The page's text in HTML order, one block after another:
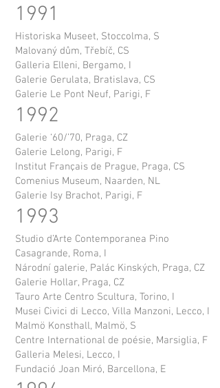
1991
Historiska Museet, Stoccolma, S
Malovaný dům, Třebíč, CS
Galleria Elleni, Bergamo, I
Galerie Gerulata, Bratislava, CS
Galerie Le Pont Neuf, Parigi, F
1992
Galerie ‘60/’70, Praga, CZ
Galerie Lelong, Parigi, F
Institut Français de Prague, Praga, CS
Comenius Museum, Naarden, NL
Galerie Isy Brachot, Parigi, F
1993
Studio d’Arte Contemporanea Pino
Casagrande, Roma, I
Národní galerie, Palác Kinských, Praga, CZ
Galerie Hollar, Praga, CZ
Tauro Arte Centro Scultura, Torino, I
Musei Civici di Lecco, Villa Manzoni, Lecco, I
Malmö Konsthall, Malmö, S
Centre International de poésie, Marsiglia, F
Galleria Melesi, Lecco, I
Fundació Joan Miró, Barcellona, E